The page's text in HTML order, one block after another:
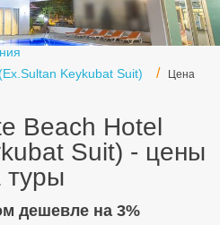
Keykubat Suit)
Цена
Beach Hotel
Suit) - цены
туры
дешевле на 3%